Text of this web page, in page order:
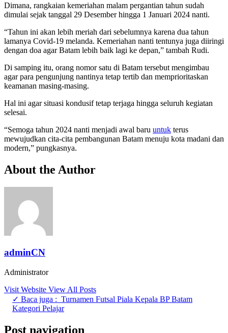
Dimana, rangkaian kemeriahan malam pergantian tahun sudah
dimulai sejak tanggal 29 Desember hingga 1 Januari 2024 nanti.
“Tahun ini akan lebih meriah dari sebelumnya karena dua tahun
lamanya Covid-19 melanda. Kemeriahan nanti tentunya juga diiringi
dengan doa agar Batam lebih baik lagi ke depan,” tambah Rudi.
Di samping itu, orang nomor satu di Batam tersebut mengimbau
agar para pengunjung nantinya tetap tertib dan memprioritaskan
keamanan masing-masing.
Hal ini agar situasi kondusif tetap terjaga hingga seluruh kegiatan
selesai.
“Semoga tahun 2024 nanti menjadi awal baru untuk terus
mewujudkan cita-cita pembangunan Batam menuju kota madani dan
modern,” pungkasnya.
About the Author
adminCN
Administrator
Visit Website View All Posts
✓ Baca juga : Turnamen Futsal Piala Kepala BP Batam
Kategori Pelajar
Post navigation